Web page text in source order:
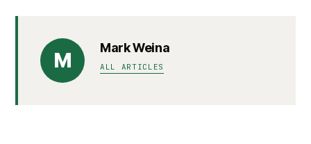
M
Mark Weina
ALL ARTICLES